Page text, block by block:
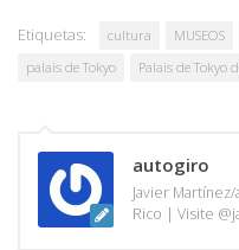
Etiquetas: cultura MUSEOS
palais de Tokyo
Palais de Tokyo
autogiro
Javier
Rico | Visite